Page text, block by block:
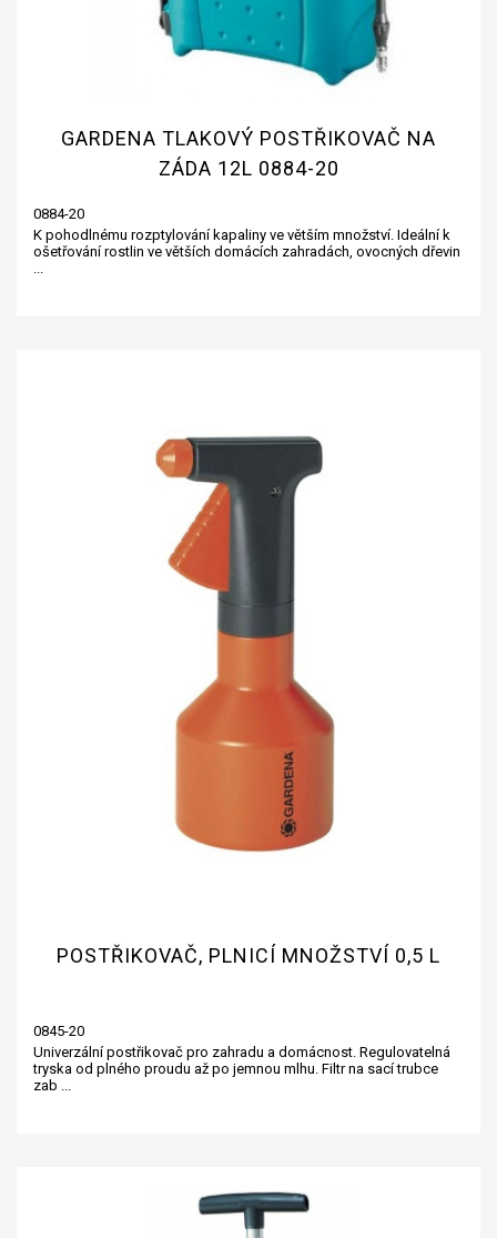
GARDENA TLAKOVÝ POSTŘIKOVAČ NA
ZÁDA 12L 0884-20
0884-20
K pohodlnému rozptylování kapaliny ve větším množství. Ideální k
ošetřování rostlin ve větších domácích zahradách, ovocných dřevin
POSTŘIKOVAČ, PLNICÍ MNOŽSTVÍ 0,5 L
0845-20
Univerzální postřikovač pro zahradu a domácnost. Regulovatelná
tryska od plného proudu až po jemnou mlhu. Filtr na sací trubce
zab ...